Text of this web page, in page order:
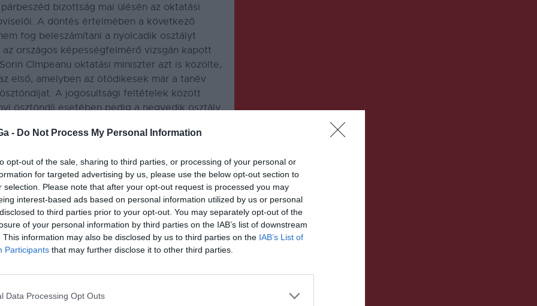
- Do Not Process My Personal Information
opt-out of the sale, sharing to third parties, or processing of your personal or
for targeted advertising by us, please use the below opt-out section to
selection. Please note that after your opt-out request is processed you may
interest-based ads based on personal information utilized by us or personal
to third parties prior to your opt-out. You may separately opt-out of the
of your personal information by third parties on the IAB’s list of downstream
This information may also be disclosed by us to third parties on the IAB’s List of
Participants that may further disclose it to other third parties.
Data Processing Opt Outs
bizottság mai ülésén az oktatási
A döntés értelmében a következő
fog beleszámítani a nyolcadik osztályt
országos képességfelmérő vizsgán kapott
Cîmpeanu oktatási miniszter azt is közölte,
első, amelyben az ötödikesek már a tanév
A jogosultsági feltételek között
ösztöndíj esetében pedig a negyedik osztály
KÖVETKEZŐ BEJEGYZÉS
Érvényben maradnak az
energiaárakat korlátozó